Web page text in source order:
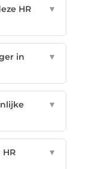
HR
▼
in
▼
▼
▼